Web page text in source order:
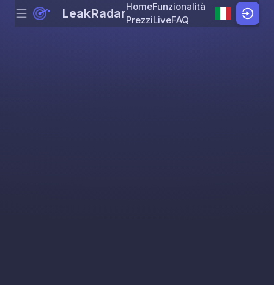
Skip to content
Menu LeakRadarHomeFunzionalità
PrezziLiveFAQ